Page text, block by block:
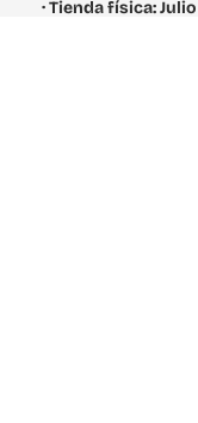
· Tienda física: